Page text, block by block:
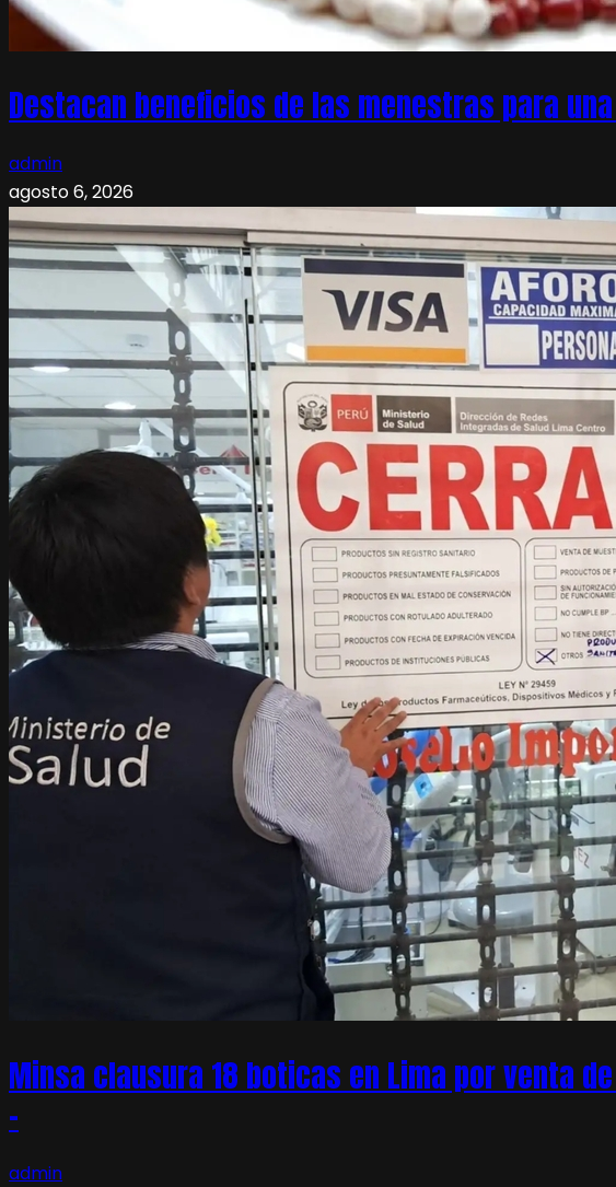
Destacan beneficios de las menestras para
admin
agosto 6, 2026
Minsa clausura 18 boticas en Lima por venta
–
admin